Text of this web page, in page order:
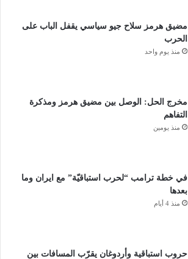
مضيق هرمز سلاح جيو سياسي يقفل الباب على
الحرب
منذ يوم واحد
مخرج الحل: الوصل بين مضيق هرمز ومذكرة
التفاهم
منذ يومين
في خطة ترامب “لحرب استباقيّة” مع ايران وما
بعدها
منذ 4 أيام
حروب استباقية وأردوغان يقرّب المسافات بين